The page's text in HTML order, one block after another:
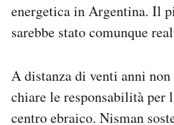
energetica in Argentina. Il
sarebbe stato comunque
A distanza di venti anni
chiare le responsabilità per
centro ebraico. Nisman